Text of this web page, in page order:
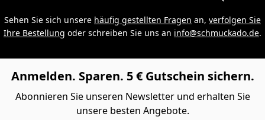
Sehen Sie sich unsere häufig gestellten Fragen an, verfolgen Sie
Ihre Bestellung oder schreiben Sie uns an info@schmuckado.de.
Anmelden. Sparen. 5 € Gutschein sichern.
Abonnieren Sie unseren Newsletter und erhalten Sie
unsere besten Angebote.